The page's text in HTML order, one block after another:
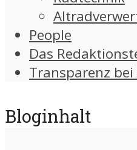
People
Das
Transparenz bei
Bloginhalt